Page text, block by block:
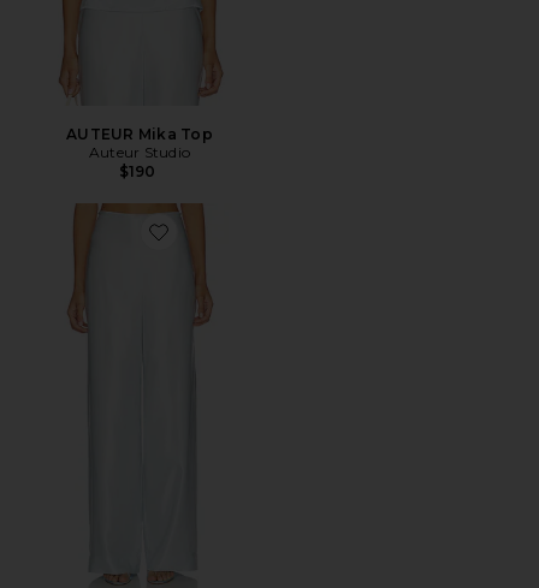
AUTEUR Mika Top
Auteur Studio
$190
Favorite CALÇA ENVIESADA RHIANNON